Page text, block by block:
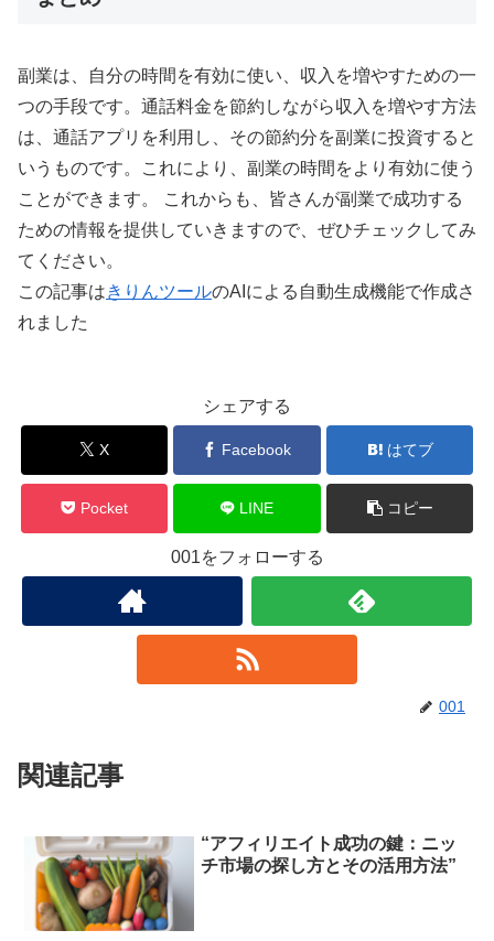
副業は、自分の時間を有効に使い、収入を増やすための一
つの手段です。通話料金を節約しながら収入を増やす方法
は、通話アプリを利用し、その節約分を副業に投資すると
いうものです。これにより、副業の時間をより有効に使う
ことができます。 これからも、皆さんが副業で成功する
ための情報を提供していきますので、ぜひチェックしてみ
てください。
この記事はきりんツールのAIによる自動生成機能で作成さ
れました
シェアする
X Facebook はてブ
Pocket LINE コピー
001をフォローする
001
関連記事
“アフィリエイト成功の鍵：ニッ
チ市場の探し方とその活用方法”